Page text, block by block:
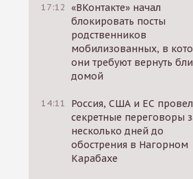
17:12 «ВКонтакте» начал
блокировать посты
родственников
мобилизованных, в
они требуют вернуть
домой
14:11
Россия, США и ЕС
секретные переговоры
несколько дней до
обострения в Нагорном
Карабахе